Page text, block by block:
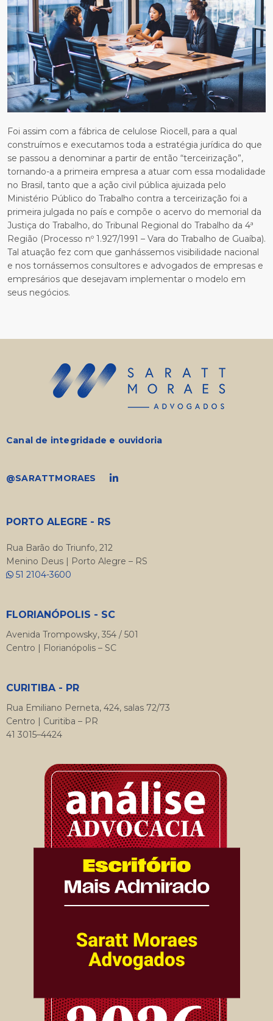
Foi assim com a fábrica de celulose Riocell, para a qual
construímos e executamos toda a estratégia jurídica do que
se passou a denominar a partir de então “terceirização”,
tornando-a a primeira empresa a atuar com essa modalidade
no Brasil, tanto que a ação civil pública ajuizada pelo
Ministério Público do Trabalho contra a terceirização foi a
primeira julgada no país e compõe o acervo do memorial da
Justiça do Trabalho, do Tribunal Regional do Trabalho da 4ª
Região (Processo nº 1.927/1991 – Vara do Trabalho de Guaíba).
Tal atuação fez com que ganhássemos visibilidade nacional
e nos tornássemos consultores e advogados de empresas e
empresários que desejavam implementar o modelo em
seus negócios.
Canal de integridade e ouvidoria
@SARATTMORAES
PORTO ALEGRE - RS
Rua Barão do Triunfo, 212
Menino Deus | Porto Alegre – RS
51 2104-3600
FLORIANÓPOLIS - SC
Avenida Trompowsky, 354 / 501
Centro | Florianópolis – SC
CURITIBA - PR
Rua Emiliano Perneta, 424, salas 72/73
Centro | Curitiba – PR
41 3015–4424